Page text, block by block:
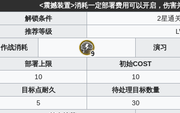
<震撼装置>消耗一定部署费用可以开启，伤害
解锁条件
2星通
推荐等级
作战消耗
9
演习
部署上限 初始COST
10
10
目标点耐久
待处理目标数量
5
30